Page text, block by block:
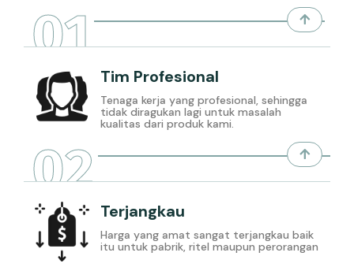
01
Tim Profesional
Tenaga kerja yang profesional, sehingga
tidak diragukan lagi untuk masalah
kualitas dari produk kami.
02
Terjangkau
Harga yang amat sangat terjangkau baik
itu untuk pabrik, ritel maupun perorangan